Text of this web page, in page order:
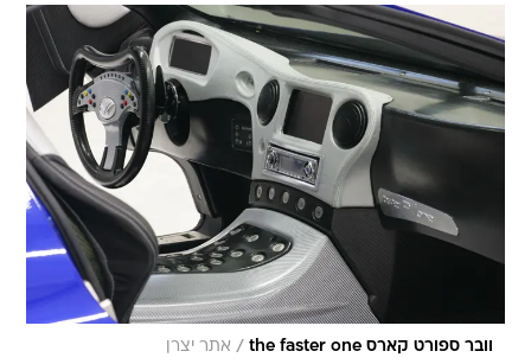
וובר ספורט קארס the faster one / אתר יצרן